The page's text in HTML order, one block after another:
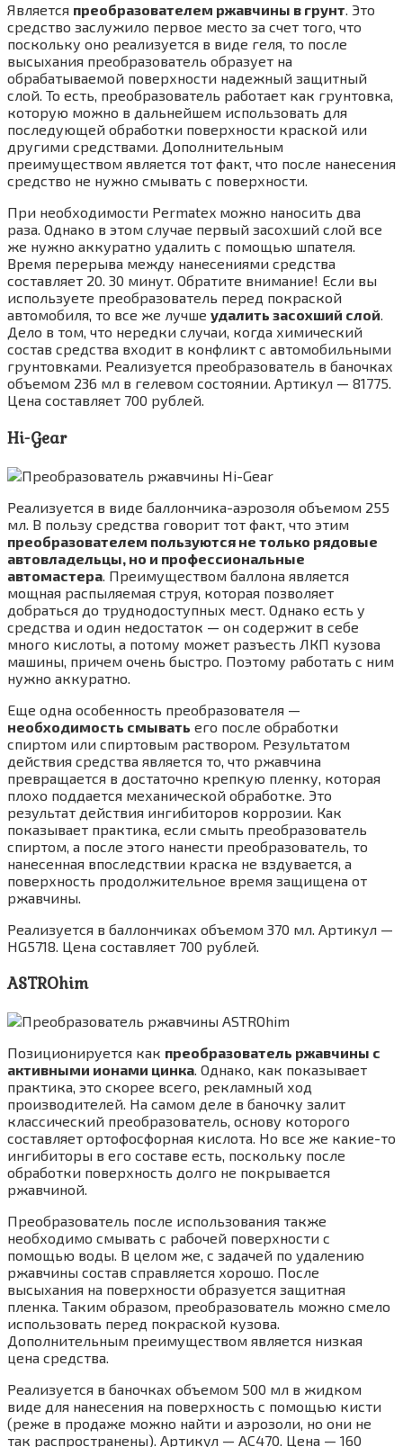
Является преобразователем ржавчины в грунт. Это
средство заслужило первое место за счет того, что
поскольку оно реализуется в виде геля, то после
высыхания преобразователь образует на
обрабатываемой поверхности надежный защитный
слой. То есть, преобразователь работает как грунтовка,
которую можно в дальнейшем использовать для
последующей обработки поверхности краской или
другими средствами. Дополнительным
преимуществом является тот факт, что после нанесения
средство не нужно смывать с поверхности.
При необходимости Permatex можно наносить два
раза. Однако в этом случае первый засохший слой все
же нужно аккуратно удалить с помощью шпателя.
Время перерыва между нанесениями средства
составляет 20. 30 минут. Обратите внимание! Если вы
используете преобразователь перед покраской
автомобиля, то все же лучше удалить засохший слой.
Дело в том, что нередки случаи, когда химический
состав средства входит в конфликт с автомобильными
грунтовками. Реализуется преобразователь в баночках
объемом 236 мл в гелевом состоянии. Артикул — 81775.
Цена составляет 700 рублей.
Hi-Gear
Реализуется в виде баллончика-аэрозоля объемом 255
мл. В пользу средства говорит тот факт, что этим
преобразователем пользуются не только рядовые
автовладельцы, но и профессиональные
автомастера . Преимуществом баллона является
мощная распыляемая струя, которая позволяет
добраться до труднодоступных мест. Однако есть у
средства и один недостаток — он содержит в себе
много кислоты, а потому может разъесть ЛКП кузова
машины, причем очень быстро. Поэтому работать с ним
нужно аккуратно.
Еще одна особенность преобразователя —
необходимость смывать его после обработки
спиртом или спиртовым раствором. Результатом
действия средства является то, что ржавчина
превращается в достаточно крепкую пленку, которая
плохо поддается механической обработке. Это
результат действия ингибиторов коррозии. Как
показывает практика, если смыть преобразователь
спиртом, а после этого нанести преобразователь, то
нанесенная впоследствии краска не вздувается, а
поверхность продолжительное время защищена от
ржавчины.
Реализуется в баллончиках объемом 370 мл. Артикул —
HG5718. Цена составляет 700 рублей.
ASTROhim
Позиционируется как преобразователь ржавчины с
активными ионами цинка. Однако, как показывает
практика, это скорее всего, рекламный ход
производителей. На самом деле в баночку залит
классический преобразователь, основу которого
составляет ортофосфорная кислота. Но все же какие-то
ингибиторы в его составе есть, поскольку после
обработки поверхность долго не покрывается
ржавчиной.
Преобразователь после использования также
необходимо смывать с рабочей поверхности с
помощью воды. В целом же, с задачей по удалению
ржавчины состав справляется хорошо. После
высыхания на поверхности образуется защитная
пленка. Таким образом, преобразователь можно смело
использовать перед покраской кузова.
Дополнительным преимуществом является низкая
цена средства.
Реализуется в баночках объемом 500 мл в жидком
виде для нанесения на поверхность с помощью кисти
(реже в продаже можно найти и аэрозоли, но они не
так распространены). Артикул — AC470. Цена — 160